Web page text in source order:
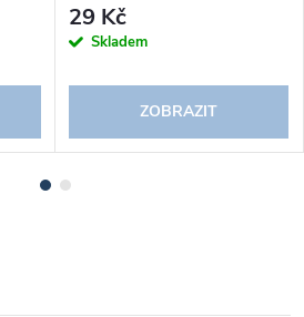
29 Kč
Skladem
ZOBRAZIT